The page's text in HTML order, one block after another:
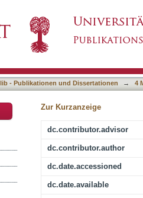
- Publikationen und Dissertationen → 4
Zur Kurzanzeige
dc.contributor.advisor
dc.contributor.author
dc.date.accessioned
dc.date.available